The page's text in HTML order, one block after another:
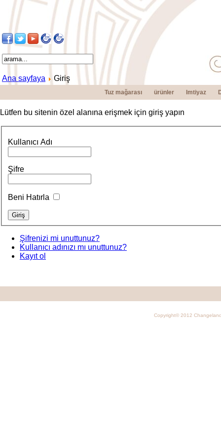
Ana sayfaya Giriş
Tuz mağarası ürünler Imtiyaz
Lütfen bu sitenin özel alanına erişmek için giriş yapın
Kullanıcı Adı
Şifre
Beni Hatırla
Şifrenizi mi unuttunuz?
Kullanıcı adınızı mı unuttunuz?
Kayıt ol
Copyright© 2012